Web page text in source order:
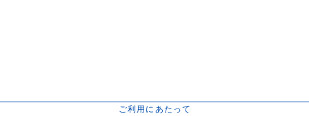
ご利用にあたって